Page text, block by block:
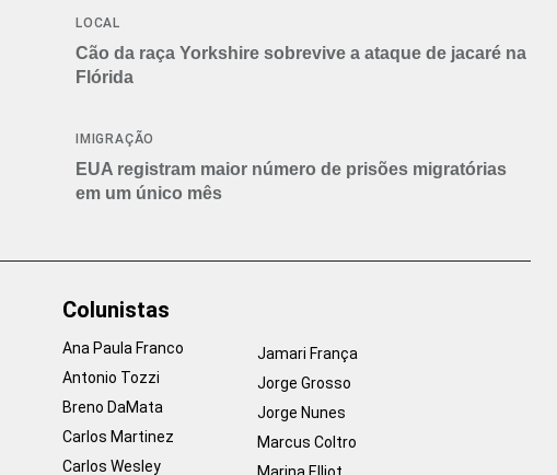
LOCAL
Cão da raça Yorkshire sobrevive a ataque de jacaré na
Flórida
IMIGRAÇÃO
EUA registram maior número de prisões migratórias
em um único mês
Colunistas
Ana Paula Franco
Antonio Tozzi
Breno DaMata
Carlos Martinez
Carlos Wesley
Jamari França
Jorge Grosso
Jorge Nunes
Marcus Coltro